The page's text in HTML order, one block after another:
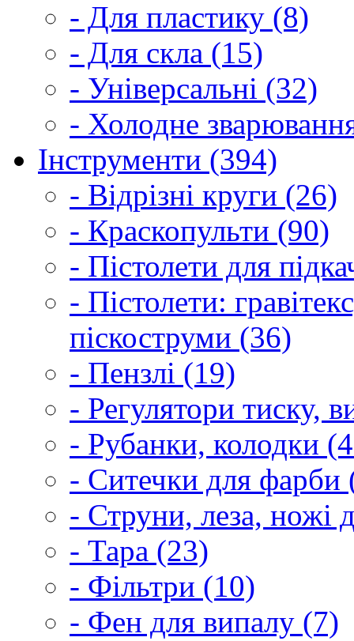
- Для пластику (8)
- Для скла (15)
- Універсальні (32)
- Холодне
Інструменти (394)
- Відрізні круги (26)
- Краскопульти (90)
- Пістолети для
- Пістолети:
піскоструми (36)
- Пензлі (19)
- Регулятори тиску,
- Рубанки, колодки
- Ситечки для фарби
- Струни, леза, ножі
- Тара (23)
- Фільтри (10)
- Фен для випалу (7)